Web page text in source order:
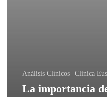
Análisis Clínicos Clinica
La importancia